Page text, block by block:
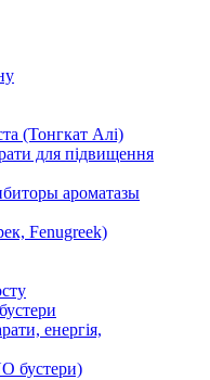
(Тонгкат Алі)
для підвищення
ароматазы
Fenugreek)
енергія,
бустери)